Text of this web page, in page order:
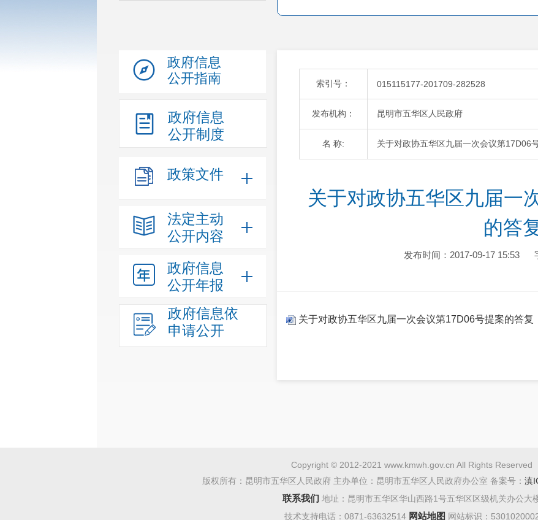
政府信息
公开指南
政府信息
公开制度
政策文件
法定主动
公开内容
政府信息
公开年报
政府信息依
申请公开
索引号： 015115177-201709-282528
发布机构： 昆明市五华区人民政府
名 称: 关于对政协五华区九届一次会议第17D06
关于对政协五华区九届一
的答
发布时间：2017-09-17 15:53
关于对政协五华区九届一次会议第17D06号提案的答复
Copyright © 2012-2021 www.kmwh.gov.cn All Rights Reserved
版权所有：昆明市五华区人民政府 主办单位：昆明市五华区人民政府办公室 备案号： 滇
联系我们 地址：昆明市五华区华山西路1号五华区区级机关办公大
技术支持电话：0871-63632514 网站地图 网站标识：